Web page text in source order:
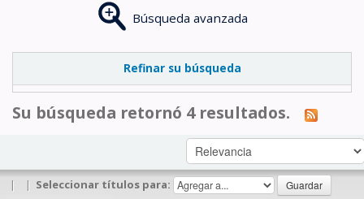
Búsqueda avanzada
Refinar su búsqueda
Su búsqueda retornó 4 resultados.
| | Seleccionar títulos para: